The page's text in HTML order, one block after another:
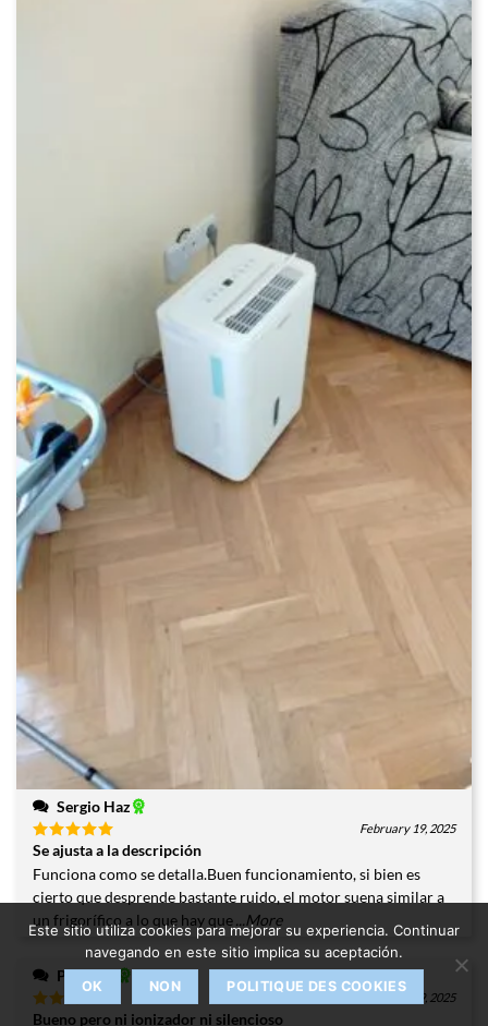
Sergio Haz
Valorado
con 5
5
February 19, 2025
Se ajusta a la descripción
Funciona como se detalla.Buen funcionamiento, si bien es
cierto que desprende bastante ruido, el motor suena similar a
un frigorífico a lo que hay que...More
Phoenix
Valorado
February 9, 2025
Bueno pero ni ionizador ni silencioso
Este sitio utiliza cookies para mejorar su experiencia. Continuar
navegando en este sitio implica su aceptación.
OK NON POLITIQUE DES COOKIES